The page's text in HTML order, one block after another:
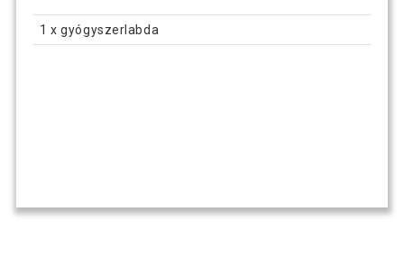
1 x gyógyszerlabda